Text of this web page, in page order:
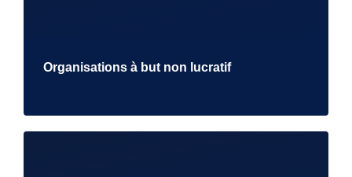
Organisations à but non lucratif